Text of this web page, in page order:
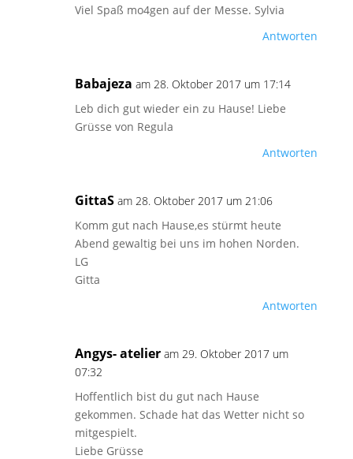
Viel Spaß mo4gen auf der Messe. Sylvia
Antworten
Babajeza am 28. Oktober 2017 um 17:14
Leb dich gut wieder ein zu Hause! Liebe
Grüsse von Regula
Antworten
GittaS am 28. Oktober 2017 um 21:06
Komm gut nach Hause,es stürmt heute
Abend gewaltig bei uns im hohen Norden.
LG
Gitta
Antworten
Angys- atelier am 29. Oktober 2017 um
07:32
Hoffentlich bist du gut nach Hause
gekommen. Schade hat das Wetter nicht so
mitgespielt.
Liebe Grüsse